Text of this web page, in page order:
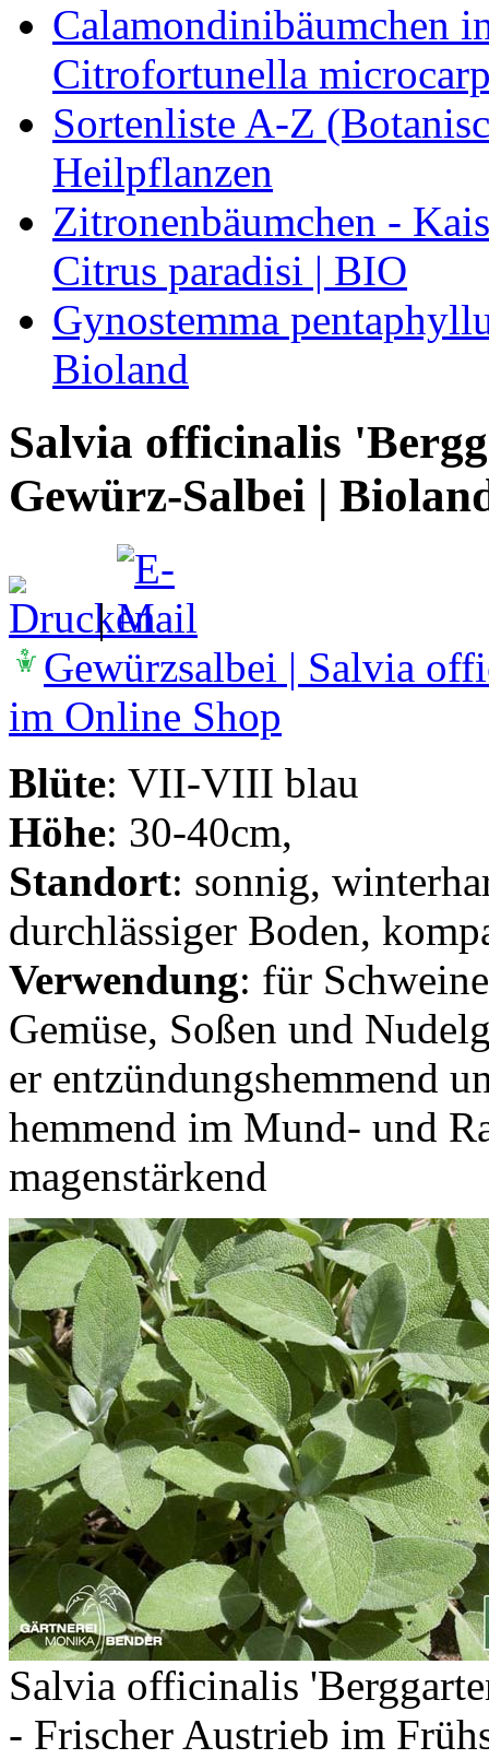
Calamondinibäumchen
Citrofortunella
Sortenliste A-Z
Heilpflanzen
Zitronenbäumchen -
Citrus paradisi | BIO
Gynostemma
Bioland
Salvia officinalis
Gewürz-Salbei |
|
Gewürzsalbei | Salvia
im Online Shop
Blüte: VII-VIII blau
Höhe: 30-40cm,
Standort: sonnig,
durchlässiger Boden,
Verwendung: für
Gemüse, Soßen und
er entzündungshemmend
hemmend im Mund- und
magenstärkend
Salvia officinalis
- Frischer Austrieb im